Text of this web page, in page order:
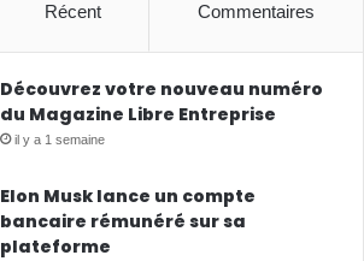
Récent Commentaires
Découvrez votre nouveau numéro
du Magazine Libre Entreprise
il y a 1 semaine
Elon Musk lance un compte
bancaire rémunéré sur sa
plateforme